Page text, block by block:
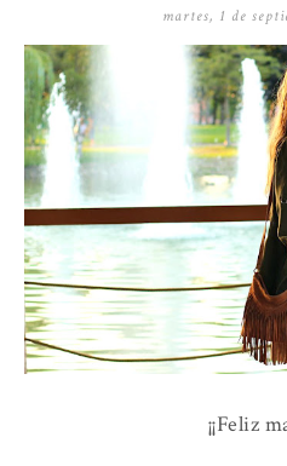
martes, 1 de
¡¡Feliz